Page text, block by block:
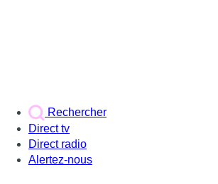
Rechercher
Direct tv
Direct radio
Alertez-nous